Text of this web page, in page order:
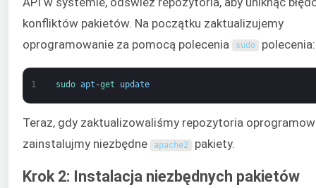
konfliktów pakietów. Na początku zaktualizujemy
oprogramowanie za pomocą polecenia
sudo polecenia:
1 sudo apt -get update
Teraz, gdy zaktualizowaliśmy repozytoria
zainstalujmy niezbędne
apache2 pakiety.
Krok 2: Instalacja niezbędnych pakietów